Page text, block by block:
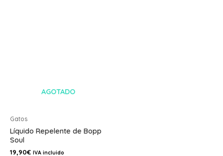
AGOTADO
Gatos
Líquido Repelente de Bopp
Soul
19,90€ IVA incluido